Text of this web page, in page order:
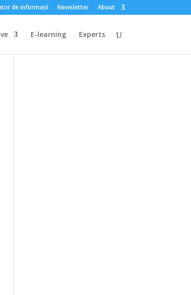
de informații Newsletter About
E-learning Experts